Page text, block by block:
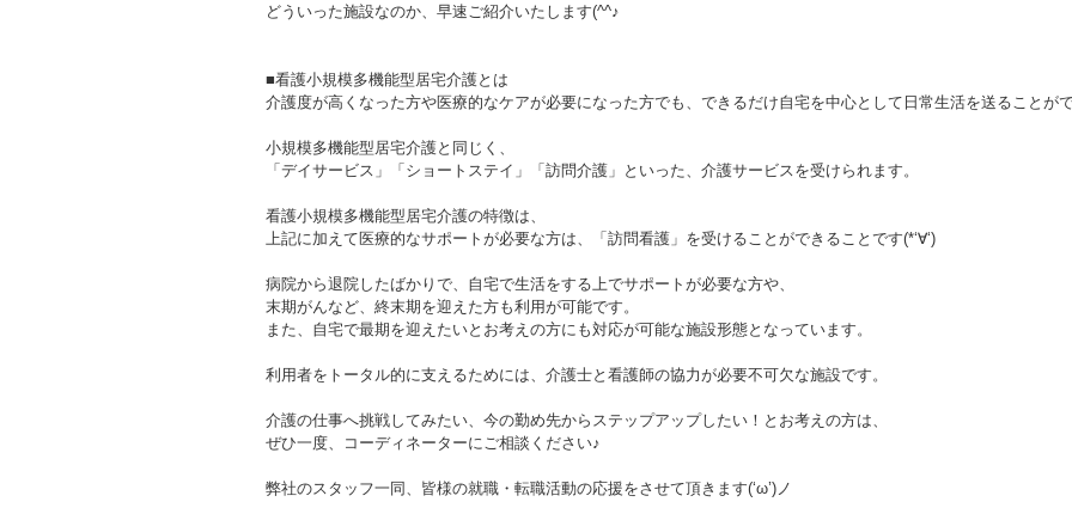
どういった施設なのか、早速ご紹介いたします(^^♪
■看護小規模多機能型居宅介護とは
介護度が高くなった方や医療的なケアが必要になった方でも、できるだけ自宅を中心として日常生活を送ることが
小規模多機能型居宅介護と同じく、
「デイサービス」「ショートステイ」「訪問介護」といった、介護サービスを受けられます。
看護小規模多機能型居宅介護の特徴は、
上記に加えて医療的なサポートが必要な方は、「訪問看護」を受けることができることです(*‘∀‘)
病院から退院したばかりで、自宅で生活をする上でサポートが必要な方や、
末期がんなど、終末期を迎えた方も利用が可能です。
また、自宅で最期を迎えたいとお考えの方にも対応が可能な施設形態となっています。
利用者をトータル的に支えるためには、介護士と看護師の協力が必要不可欠な施設です。
介護の仕事へ挑戦してみたい、今の勤め先からステップアップしたい！とお考えの方は、
ぜひ一度、コーディネーターにご相談ください♪
弊社のスタッフ一同、皆様の就職・転職活動の応援をさせて頂きます(‘ω’)ノ